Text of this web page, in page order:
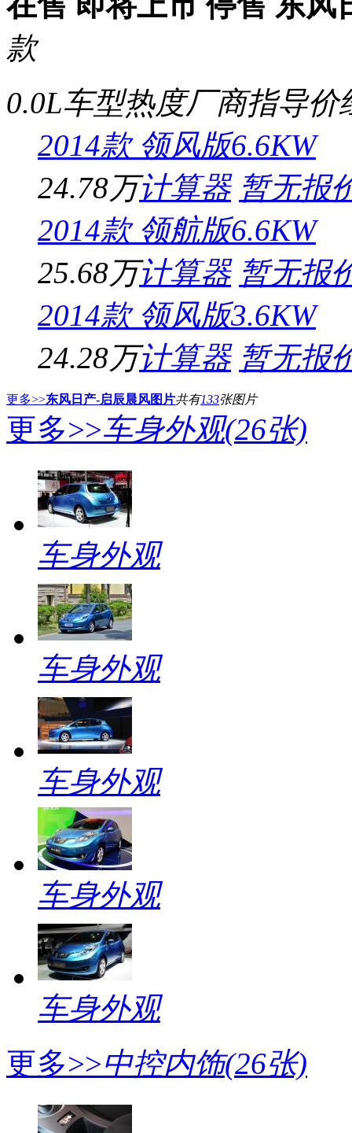
款
0.0L车型热度厂商指导价
2014款 领风版6.6KW
24.78万计算器 暂无报
2014款 领航版6.6KW
25.68万计算器 暂无报
2014款 领风版3.6KW
24.28万计算器 暂无报
更多>>东风日产-启辰晨风图片共有133张图片
更多>>车身外观(26张)
车身外观
车身外观
车身外观
车身外观
车身外观
更多>>中控内饰(26张)